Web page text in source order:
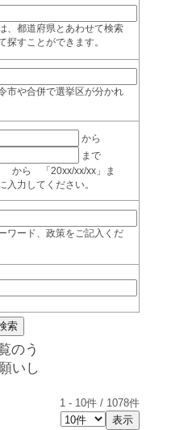
、都道府県とあわせて検索
探すことができます。
市や合併で選挙区が分かれ
から
まで
から 「20xx/xx/xx」ま
力してください。
ワード、政策をご記入くだ
のう
いし
1 - 10件 / 1078件